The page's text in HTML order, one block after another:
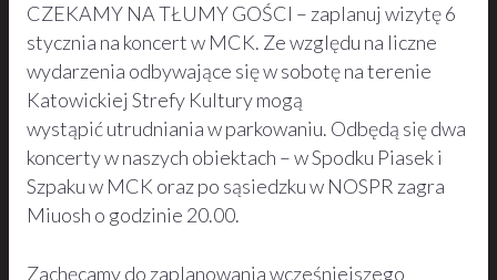
CZEKAMY NA TŁUMY GOŚCI – zaplanuj wizytę 6
stycznia na koncert w MCK. Ze względu na liczne
wydarzenia odbywające się w sobotę na terenie
Katowickiej Strefy Kultury mogą
wystąpić utrudniania w parkowaniu. Odbędą się dwa
koncerty w naszych obiektach – w Spodku Piasek i
Szpaku w MCK oraz po sąsiedzku w NOSPR zagra
Miuosh o godzinie 20.00.
Zachęcamy do zaplanowania wcześniejszego